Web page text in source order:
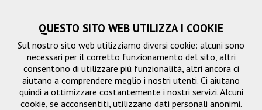
QUESTO SITO WEB UTILIZZA I COOKIE
Sul nostro sito web utilizziamo diversi cookie: alcuni sono
necessari per il corretto funzionamento del sito, altri
consentono di utilizzare più funzionalità, altri ancora ci
aiutano a comprendere meglio i nostri utenti. Ci aiutano
quindi a ottimizzare costantemente i nostri servizi. Alcuni
cookie, se acconsentiti, utilizzano dati personali anonimi.